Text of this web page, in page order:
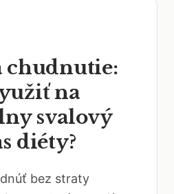
chudnutie:
na
svalový
diéty?
bez straty